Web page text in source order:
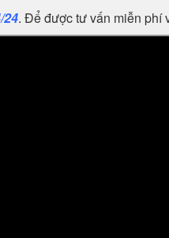
24. Để được tư vấn miễn phí